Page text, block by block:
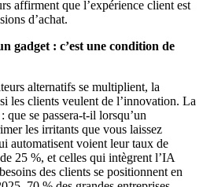
affirment que l’expérience client est
d’achat.
gadget : c’est une condition de
alternatifs se multiplient, la
les clients veulent de l’innovation. La
que se passera-t-il lorsqu’un
les irritants que vous laissez
automatisent voient leur taux de
25 %, et celles qui intègrent l’IA
des clients se positionnent en